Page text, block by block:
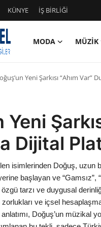
KÜNYE İŞ BİRLİĞİ
MODA MÜZİK
Ol
Yeni Şarkısı “Ahım
Yeni
Dijital
isimlerinden Doğuş, uzun
başlayan ve
tarzı ve duygusal
zorlukları ve içsel
Doğuş’un müzikal